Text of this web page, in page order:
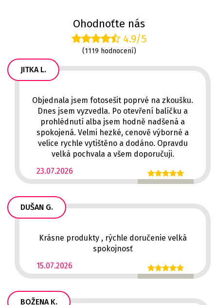
Ohodnoťte nás
4.9/5
(1119 hodnocení)
JITKA L.
23.07.2026
Objednala jsem fotosešit poprvé na zkoušku.
Dnes jsem vyzvedla. Po otevření balíčku a
prohlédnutí alba jsem hodně nadšená a
spokojená. Velmi hezké, cenově výborné a
velice rychle vytištěno a dodáno. Opravdu
velká pochvala a všem doporučuji.
DUŠAN G.
15.07.2026
Krásne produkty , rýchle doručenie velká
spokojnosť
BOŽENA K.